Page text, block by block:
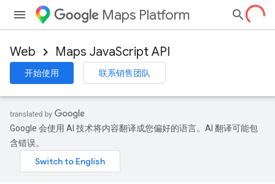
Maps Platform
Web Maps JavaScript API
开始使用 联系销售团队
Google 会使用 AI 技术将内容翻译成您偏好的语言。AI 翻译可能包
含错误。